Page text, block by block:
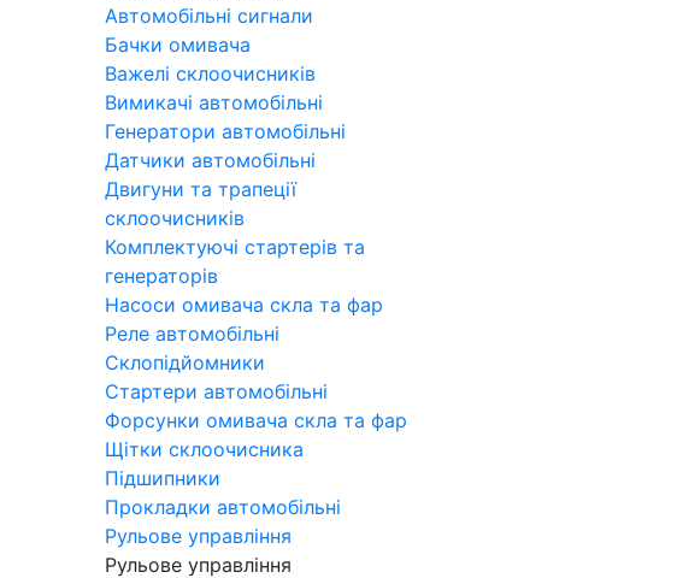
Автомобільні сигнали
Бачки омивача
Важелі склоочисників
Вимикачі автомобільні
Генератори автомобільні
Датчики автомобільні
Двигуни та трапеції
склоочисників
Комплектуючі стартерів та
генераторів
Насоси омивача скла та фар
Реле автомобільні
Склопідйомники
Стартери автомобільні
Форсунки омивача скла та фар
Щітки склоочисника
Підшипники
Прокладки автомобільні
Рульове управління
Рульове управління